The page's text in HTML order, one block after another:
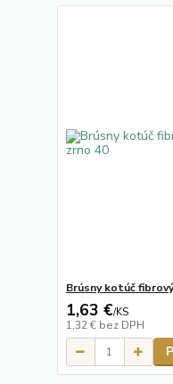
Brúsny kotúč
1,63 €/KS
1,32 € bez DPH